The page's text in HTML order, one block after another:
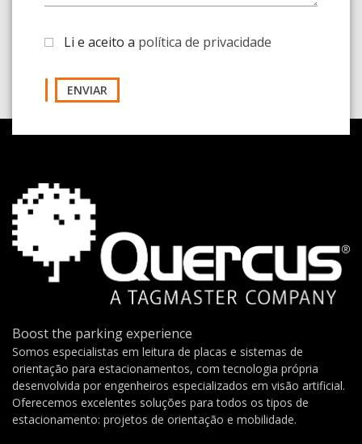
Li e aceito a política de privacidade
ENVIAR
Boost the parking experience
Somos especialistas em leitura de placas e sistemas de
orientação para estacionamentos, com tecnologia própria
desenvolvida por engenheiros especializados em visão artificial.
Oferecemos excelentes soluções para todos os tipos de
estacionamento: projetos de orientação e mobilidade.